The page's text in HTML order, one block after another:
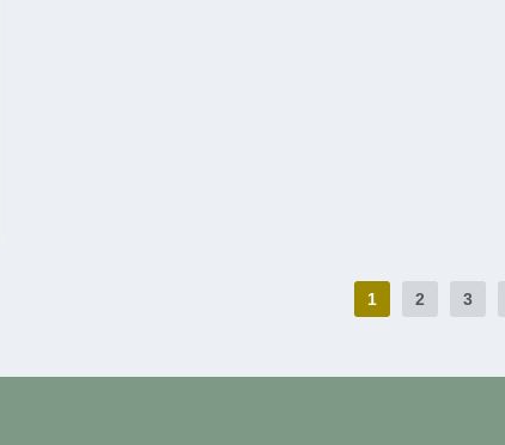
1 2 3